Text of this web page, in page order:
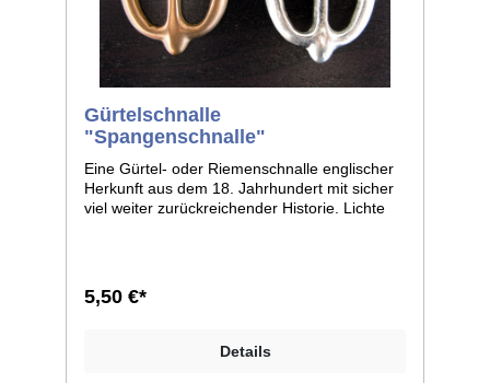
Gürtelschnalle
"Spangenschnalle"
Eine Gürtel- oder Riemenschnalle englischer
Herkunft aus dem 18. Jahrhundert mit sicher
viel weiter zurückreichender Historie. Lichte
5,50 €*
Details